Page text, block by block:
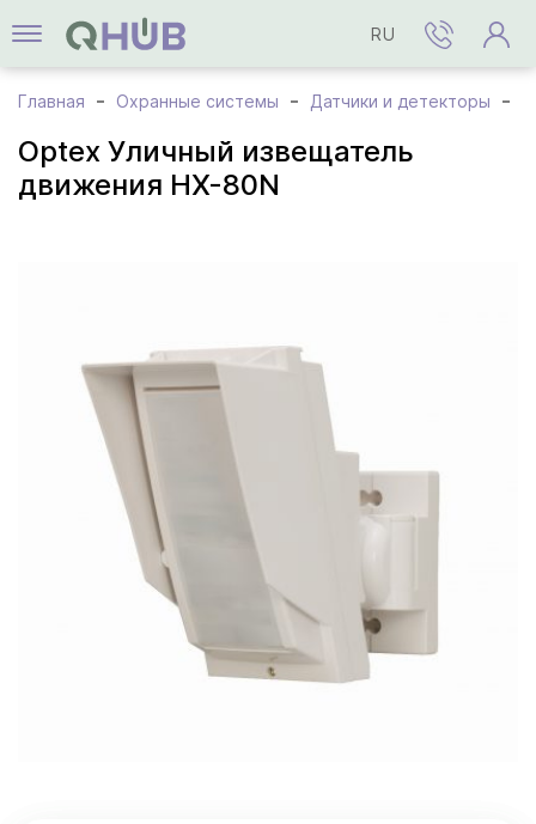
RU
Главная Охранные системы Датчики и детекторы
Optex Уличный извещатель
движения HX-80N